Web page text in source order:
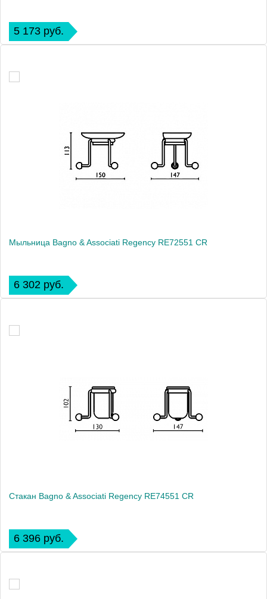
5 173 руб.
Мыльница Bagno & Associati Regency RE72551 CR
6 302 руб.
Стакан Bagno & Associati Regency RE74551 CR
6 396 руб.